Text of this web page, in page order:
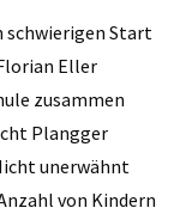
schwierigen Start
Eller
zusammen
Plangger
unerwähnt
von Kindern